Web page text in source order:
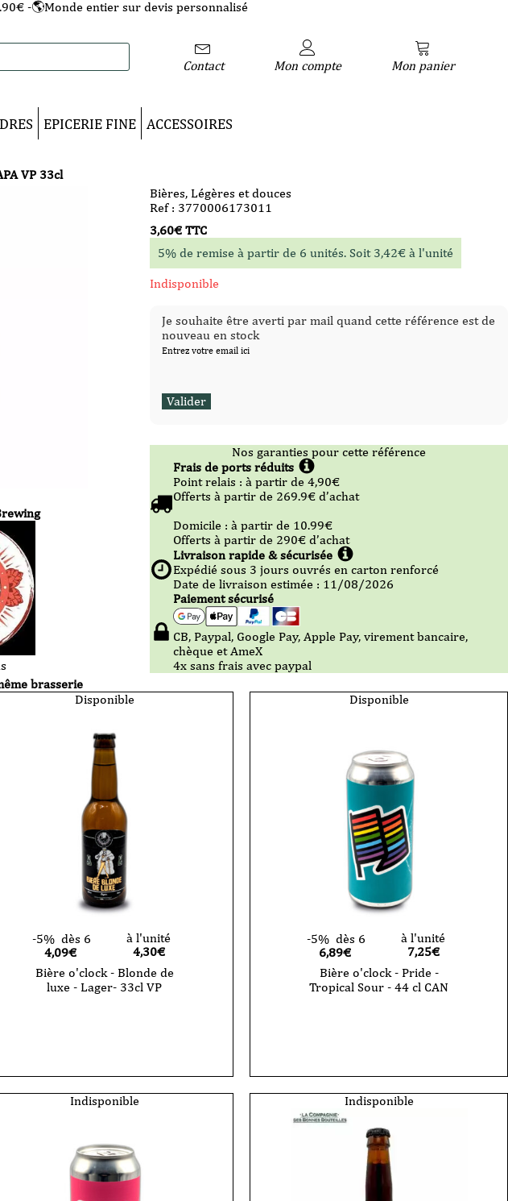
-🌎Monde entier sur devis personnalisé
Contact Mon compte Mon panier
EPICERIE FINE ACCESSOIRES
VP 33cl
Bières, Légères et douces
Ref : 3770006173011
3,60€ TTC
5% de remise à partir de 6 unités. Soit 3,42€ à l'unité
Indisponible
Je souhaite être averti par mail quand cette référence est de
nouveau en stock
Entrez votre email ici
Nos garanties pour cette référence
Frais de ports réduits
Point relais :à partir de 4,90€
Offerts à partir de 269.9€ d’achat
Domicile :à partir de 10.99€
Offerts à partir de 290€ d’achat
Livraison rapide & sécurisée
Expédié sous 3 jours ouvrés en carton renforcé
Date de livraison estimée : 11/08/2026
Paiement sécurisé
CB, Paypal, Google Pay, Apple Pay, virement bancaire,
chèque et AmeX
4x sans frais avec paypal
brasserie
Disponible
-5% dès 6
4,09€
à l'unité
4,30€
Bière o'clock - Blonde de
luxe - Lager- 33cl VP
Blonde
luxe
Disponible
-5% dès 6
6,89€
à l'unité
7,25€
Bière o'clock - Pride -
Tropical Sour - 44 cl CAN
Pride
Tropical
Sour
-
Indisponible Indisponible